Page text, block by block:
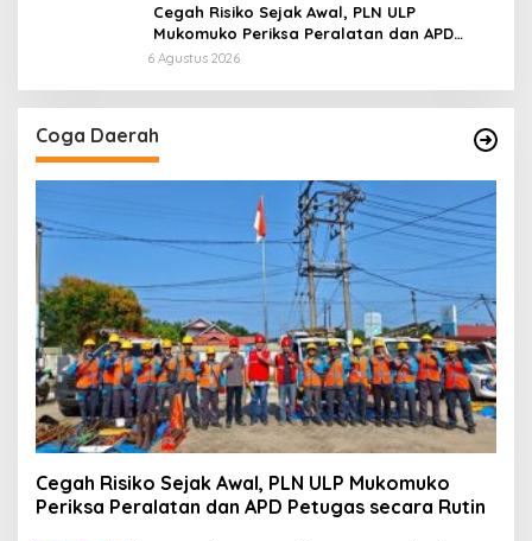
Cegah Risiko Sejak Awal, PLN ULP
Mukomuko Periksa Peralatan dan APD
Petugas secara Rutin
6 Agustus 2026
Coga Daerah
Cegah Risiko Sejak Awal, PLN ULP Mukomuko
Periksa Peralatan dan APD Petugas secara Rutin